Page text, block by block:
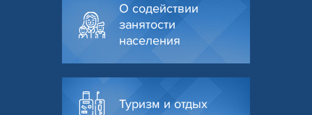
О содействии
занятости
населения
Туризм и отдых